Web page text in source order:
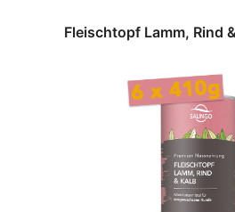
Fleischtopf Lamm, Rind